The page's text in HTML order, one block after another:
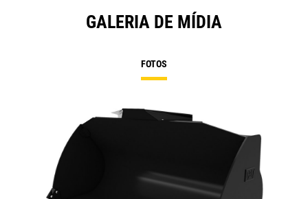
GALERIA DE MÍDIA
FOTOS